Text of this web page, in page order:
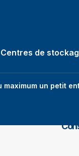
Centres de
maximum un petit